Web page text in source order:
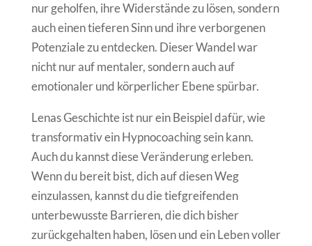
nur geholfen, ihre Widerstände zu lösen, sondern
auch einen tieferen Sinn und ihre verborgenen
Potenziale zu entdecken. Dieser Wandel war
nicht nur auf mentaler, sondern auch auf
emotionaler und körperlicher Ebene spürbar.
Lenas Geschichte ist nur ein Beispiel dafür, wie
transformativ ein Hypnocoaching sein kann.
Auch du kannst diese Veränderung erleben.
Wenn du bereit bist, dich auf diesen Weg
einzulassen, kannst du die tiefgreifenden
unterbewusste Barrieren, die dich bisher
zurückgehalten haben, lösen und ein Leben voller